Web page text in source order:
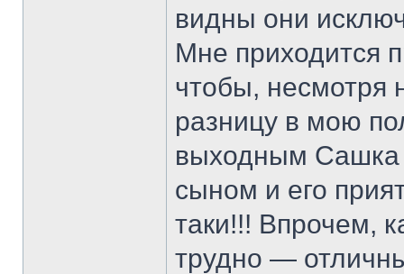
видны они
Мне приходится
чтобы, несмотря
разницу в мою
выходным Сашка
сыном и его
таки!!! Впрочем,
трудно —